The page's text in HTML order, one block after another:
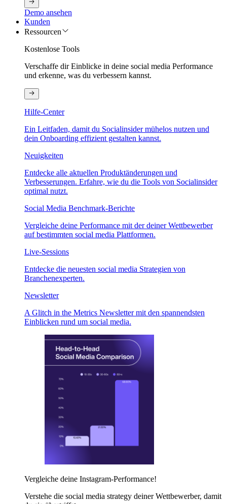
Demo ansehen
Kunden
Ressourcen
Kostenlose Tools
Verschaffe dir Einblicke in deine social media Performance
und erkenne, was du verbessern kannst.
Hilfe-Center
Ein Leitfaden, damit du Socialinsider mühelos nutzen und
dein Onboarding effizient gestalten kannst.
Neuigkeiten
Entdecke alle aktuellen Produktänderungen und
Verbesserungen. Erfahre, wie du die Tools von Socialinsider
optimal nutzt.
Social Media Benchmark-Berichte
Vergleiche deine Performance mit der deiner Wettbewerber
auf bestimmten social media Plattformen.
Live-Sessions
Entdecke die neuesten social media Strategien von
Branchenexperten.
Newsletter
A Glitch in the Metrics Newsletter mit den spannendsten
Einblicken rund um social media.
Vergleiche deine Instagram-Performance!
Verstehe die social media strategy deiner Wettbewerber, damit